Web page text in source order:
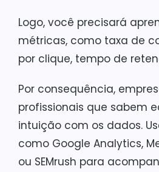
Logo, você precisará
métricas, como taxa de
por clique, tempo de
Por consequência,
profissionais que sabem
intuição com os dados.
como Google Analytics,
ou SEMrush para